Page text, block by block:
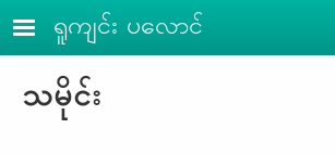
Skip to main content
ရူကျင်း ပ​လောင်
သမိုင်း